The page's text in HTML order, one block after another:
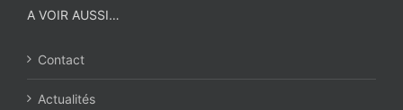
A VOIR AUSSI…
Contact
Actualités